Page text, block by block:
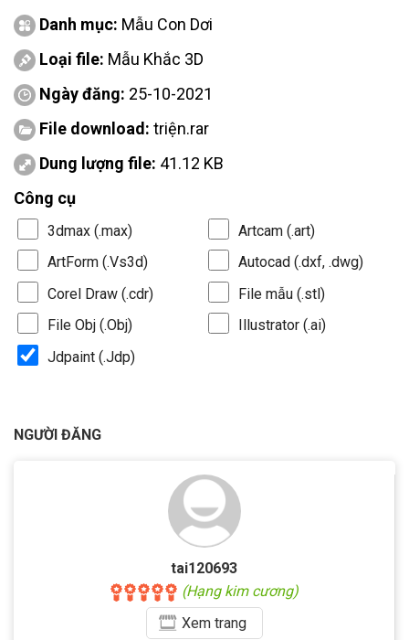
Danh mục: Mẫu Con Dơi
Loại file: Mẫu Khắc 3D
Ngày đăng: 25-10-2021
File download: triện.rar
Dung lượng file: 41.12 KB
Công cụ
3dmax (.max)
Artcam (.art)
ArtForm (.Vs3d)
Autocad (.dxf, .dwg)
Corel Draw (.cdr)
File mẫu (.stl)
File Obj (.Obj)
Illustrator (.ai)
Jdpaint (.Jdp)
NGƯỜI ĐĂNG
tai120693
(Hạng kim cương)
Xemtrang